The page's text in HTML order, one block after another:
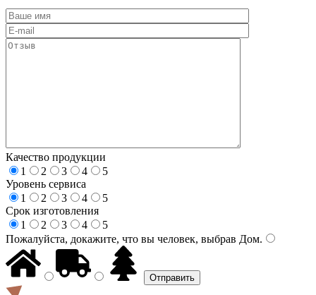
Качество продукции
1
2 3 4
5
Уровень сервиса
1
2 3 4
5
Срок изготовления
1
2 3 4
5
Пожалуйста, докажите, что вы человек, выбрав Дом.